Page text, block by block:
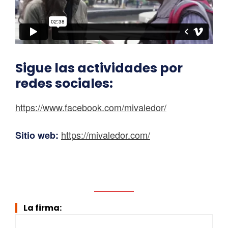
Sigue las actividades por
redes sociales:
https://www.facebook.com/mivaledor/
Sitio web: https://mivaledor.com/
La firma: